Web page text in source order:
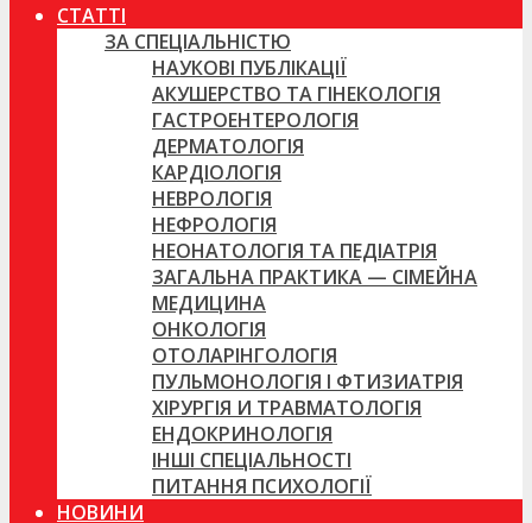
СТАТТІ
ЗА СПЕЦІАЛЬНІСТЮ
НАУКОВІ ПУБЛІКАЦІЇ
АКУШЕРСТВО ТА ГІНЕКОЛОГІЯ
ГАСТРОЕНТЕРОЛОГІЯ
ДЕРМАТОЛОГІЯ
КАРДІОЛОГІЯ
НЕВРОЛОГІЯ
НЕФРОЛОГІЯ
НЕОНАТОЛОГІЯ ТА ПЕДІАТРІЯ
ЗАГАЛЬНА ПРАКТИКА — СІМЕЙНА
МЕДИЦИНА
ОНКОЛОГІЯ
ОТОЛАРІНГОЛОГІЯ
ПУЛЬМОНОЛОГІЯ І ФТИЗИАТРІЯ
ХІРУРГІЯ И ТРАВМАТОЛОГІЯ
ЕНДОКРИНОЛОГІЯ
ІНШІ СПЕЦІАЛЬНОСТІ
ПИТАННЯ ПСИХОЛОГІЇ
НОВИНИ